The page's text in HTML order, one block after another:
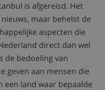
is afgereisd. Het
maar behelst de
aspecten die
direct dan wel
de bedoeling van
geven aan mensen die
een land waar bepaalde